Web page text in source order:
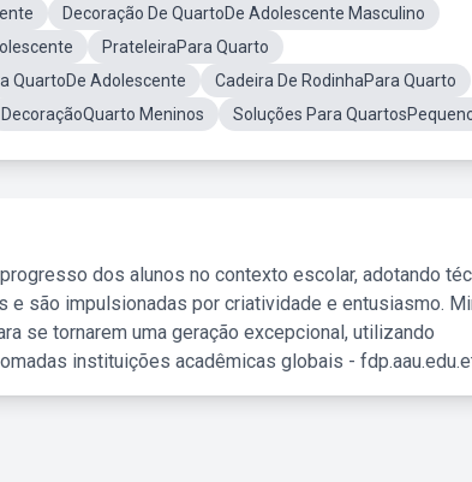
Decoração De QuartoDe Adolescente Masculino
PrateleiraPara Quarto
QuartoDe Adolescente
Cadeira De RodinhaPara Quarto
DecoraçãoQuarto Meninos Soluções Para
dos alunos no contexto escolar, adotando
são impulsionadas por criatividade e entusiasmo.
se tornarem uma geração excepcional, utilizando
instituições acadêmicas globais -